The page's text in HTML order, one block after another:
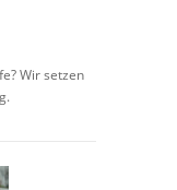
Wir setzen